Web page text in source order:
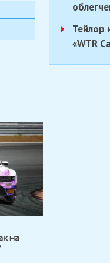
на
Тейлор
«WTR